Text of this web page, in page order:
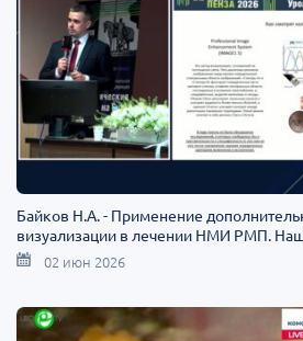
Байков Н.А. - Применение
визуализации в лечении НМИ РМП.
02 июн 2026